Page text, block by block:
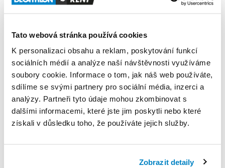
Tato webová stránka používá cookies
K personalizaci obsahu a reklam, poskytování funkcí
sociálních médií a analýze naší návštěvnosti využíváme
soubory cookie. Informace o tom, jak náš web používáte,
sdílíme se svými partnery pro sociální média, inzerci a
analýzy. Partneři tyto údaje mohou zkombinovat s
dalšími informacemi, které jste jim poskytli nebo které
získali v důsledku toho, že používáte jejich služby.
Zobrazit detaily
Pravidla Decathlon Rent
PODMÍNKY
Podmínky pronájmu
ZÁLOHA A SLEVA Z PŮJČKY
Pro vypůjčení produktu není vyžadována vratná či
jiná záloha. Za vypůjčení zaplatíte předem online
půjčení. Každý další den výpůjčky je cena snížena o